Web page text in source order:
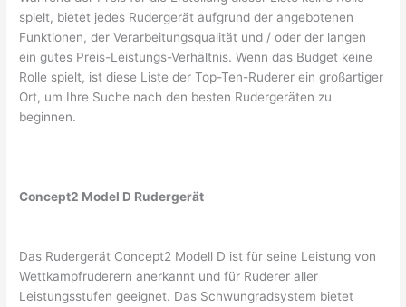
spielt, bietet jedes Rudergerät aufgrund der angebotenen
Funktionen, der Verarbeitungsqualität und / oder der langen
ein gutes Preis-Leistungs-Verhältnis. Wenn das Budget keine
Rolle spielt, ist diese Liste der Top-Ten-Ruderer ein großartiger
Ort, um Ihre Suche nach den besten Rudergeräten zu
beginnen.
Concept2 Model D Rudergerät
Das Rudergerät Concept2 Modell D ist für seine Leistung von
Wettkampfruderern anerkannt und für Ruderer aller
Leistungsstufen geeignet. Das Schwungradsystem bietet